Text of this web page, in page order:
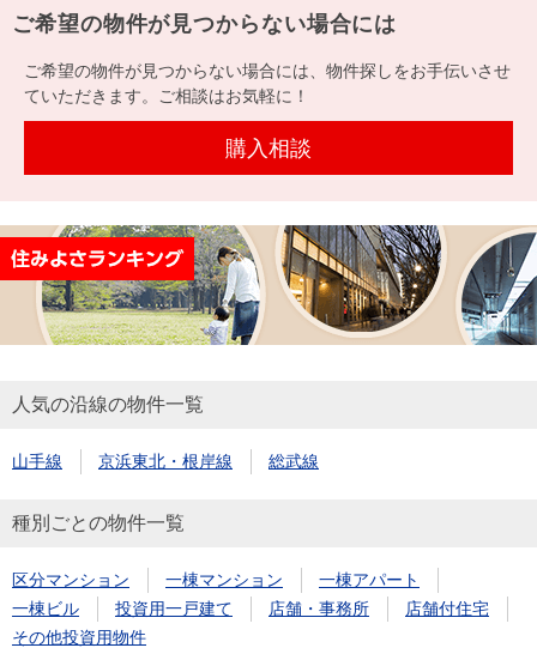
を探
投
資
物
を
探
す
事業
探す
購入向け
サービス
レーショ
住まいと
暮らしの
税金の本
（電子ブ
ド
時手
取り
試算
売却向け
サービス
周辺相場
検索
住まい1プ
ラス（お
役立ちコ
住まいと
暮らしの
税金の本
（電子ブ
ック）
沿革
本社地
図
ニュース
リリース
会社案内
ック版）
会員ページ
ご希望の物件が見つからない場合には
ご希望の物件が見つからない場合には、物件探しをお手伝いさせ
ていただきます。ご相談はお気軽に！
購入相談
人気の沿線の物件一覧
山手線 京浜東北・根岸線 総武線
種別ごとの物件一覧
区分マンション 一棟マンション
一棟アパート
一棟ビル
投資用一戸建て 店舗・事務所
店舗付住宅
その他投資用物件